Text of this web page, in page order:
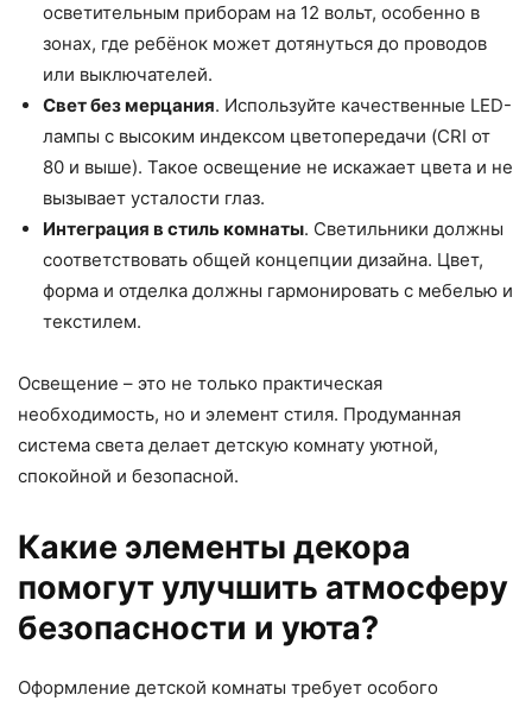
осветительным приборам на 12 вольт, особенно в
зонах, где ребёнок может дотянуться до проводов
или выключателей.
Свет без мерцания. Используйте качественные LED-
лампы с высоким индексом цветопередачи (CRI от
80 и выше). Такое освещение не искажает цвета и не
вызывает усталости глаз.
Интеграция в стиль комнаты. Светильники должны
соответствовать общей концепции дизайна. Цвет,
форма и отделка должны гармонировать с мебелью и
текстилем.
Освещение – это не только практическая
необходимость, но и элемент стиля. Продуманная
система света делает детскую комнату уютной,
спокойной и безопасной.
Какие элементы декора
помогут улучшить атмосферу
безопасности и уюта?
Оформление детской комнаты требует особого